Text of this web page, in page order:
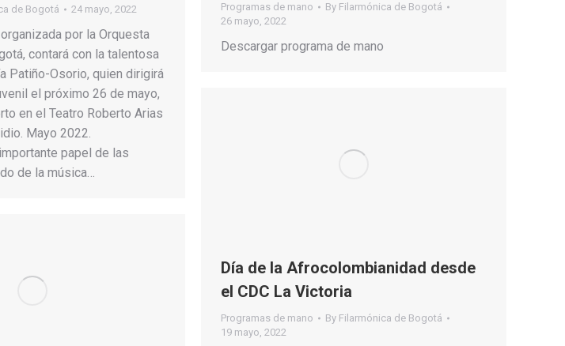
Programas de mano By Filarmónica de Bogotá
26 mayo, 2022
Descargar programa de mano
de Bogotá 24 mayo, 2022
por la Orquesta
contará con la talentosa
Patiño-Osorio, quien dirigirá
el próximo 26 de mayo,
en el Teatro Roberto Arias
Mayo 2022.
papel de las
de la música…
Día de la Afrocolombianidad desde
el CDC La Victoria
Programas de mano By Filarmónica de Bogotá
19 mayo, 2022